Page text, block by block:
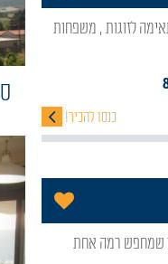
כנסו להכיר!
הוסף